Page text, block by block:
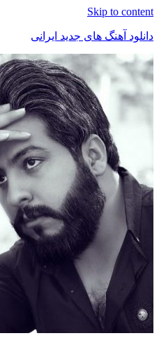
Skip
های جدید ایرانی